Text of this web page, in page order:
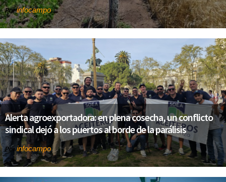
Porinfocampo
Alerta agroexportadora: en plena cosecha, un conflicto
sindical dejó a los puertos al borde de la parálisis
Porinfocampo